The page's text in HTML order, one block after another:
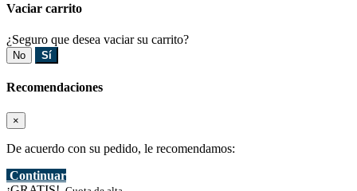
Vaciar carrito
¿Seguro que desea vaciar su carrito?
No Sí
Recomendaciones
×
De acuerdo con su pedido, le recomendamos:
Continuar